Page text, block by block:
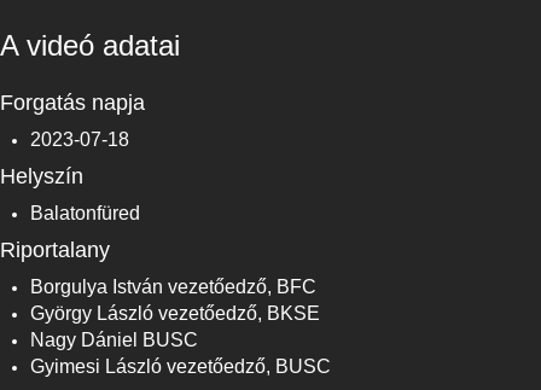
A videó adatai
Forgatás napja
2023-07-18
Helyszín
Balatonfüred
Riportalany
Borgulya István vezetőedző, BFC
György László vezetőedző, BKSE
Nagy Dániel BUSC
Gyimesi László vezetőedző, BUSC